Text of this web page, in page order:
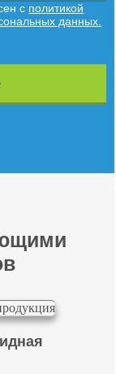
с политикой
данных.